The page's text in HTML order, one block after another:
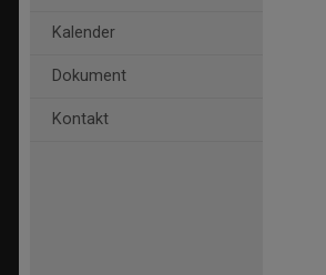
Kalender
Dokument
Kontakt